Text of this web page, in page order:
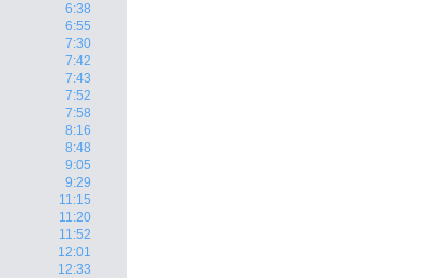
6:38
6:55
7:30
7:42
7:43
7:52
7:58
8:16
8:48
9:05
9:29
11:15
11:20
11:52
12:01
12:33